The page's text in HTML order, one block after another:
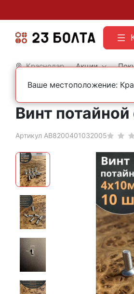
Краснодар Акции
Главная Фасованный крепеж Винты
Винт
Артикул АВ8200401032005
Ваше местоположение: